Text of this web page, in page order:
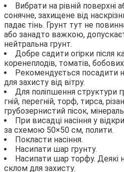
Вибрати на рівній поверхні
сонячне, захищене від
падає тінь. Грунт тут не
або занадто важкою,
нейтральна грунт.
Добре садити огірки після
коренеплодів, томатів,
Рекомендується посадити
для захисту від вітру.
Для поліпшення структури
гній, перегній, торф, тирса,
грубозернистий пісок,
При висадці насіння у
за схемою 50×50 см, полити.
Покласти насіння.
Насипати шар грунту.
Насипати шар торфу. Деякі
склом для захисту.